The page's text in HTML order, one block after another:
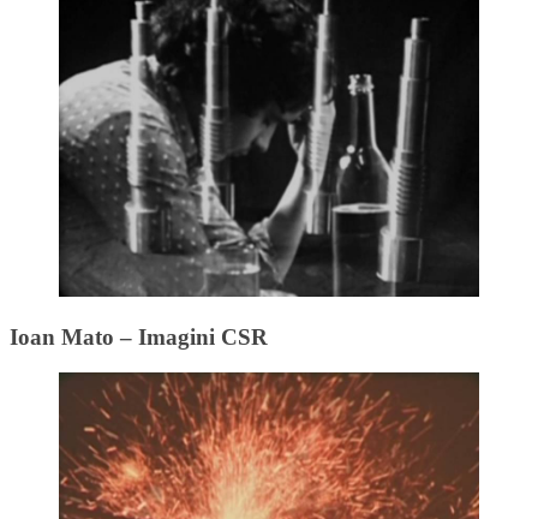
Ioan Mato – Imagini CSR